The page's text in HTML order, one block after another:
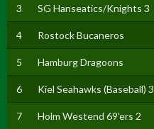
3 SG Hanseatics/Knights 3
4 Rostock Bucaneros
5 Hamburg Dragoons
6 Kiel Seahawks (Baseball) 3
7 Holm Westend 69'ers 2